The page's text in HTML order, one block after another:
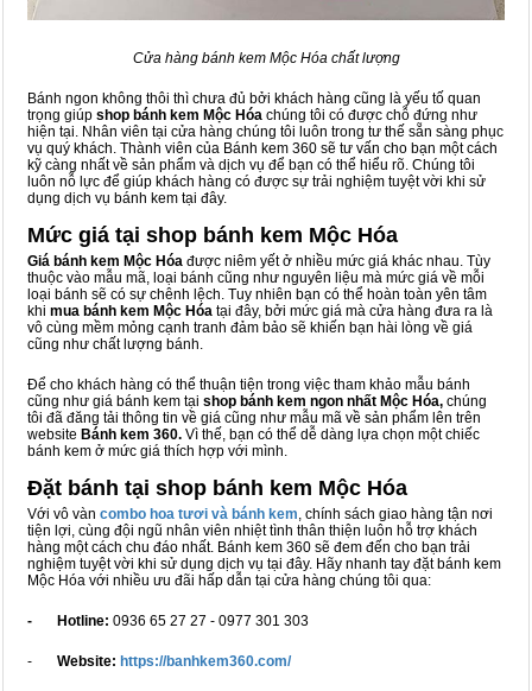
Cửa hàng bánh kem Mộc Hóa chất lượng
Bánh ngon không thôi thì chưa đủ bởi khách hàng cũng là yếu tố quan
trọng giúp shop bánh kem Mộc Hóa chúng tôi có được chỗ đứng như
hiện tại. Nhân viên tại cửa hàng chúng tôi luôn trong tư thế sẵn sàng phục
vụ quý khách. Thành viên của Bánh kem 360 sẽ tư vấn cho bạn một cách
kỹ càng nhất về sản phẩm và dịch vụ để bạn có thể hiểu rõ. Chúng tôi
luôn nỗ lực để giúp khách hàng có được sự trải nghiệm tuyệt vời khi sử
dụng dịch vụ bánh kem tại đây.
Mức giá tại shop bánh kem Mộc Hóa
Giá bánh kem Mộc Hóa được niêm yết ở nhiều mức giá khác nhau. Tùy
thuộc vào mẫu mã, loại bánh cũng như nguyên liệu mà mức giá về mỗi
loại bánh sẽ có sự chênh lệch. Tuy nhiên bạn có thể hoàn toàn yên tâm
khi mua bánh kem Mộc Hóa tại đây, bởi mức giá mà cửa hàng đưa ra là
vô cùng mềm mỏng cạnh tranh đảm bảo sẽ khiến bạn hài lòng về giá
cũng như chất lượng bánh.
Để cho khách hàng có thể thuận tiện trong việc tham khảo mẫu bánh
cũng như giá bánh kem tại shop bánh kem ngon nhất Mộc Hóa, chúng
tôi đã đăng tải thông tin về giá cũng như mẫu mã về sản phẩm lên trên
website Bánh kem 360. Vì thế, bạn có thể dễ dàng lựa chọn một chiếc
bánh kem ở mức giá thích hợp với mình.
Đặt bánh tại shop bánh kem Mộc Hóa
Với vô vàn combo hoa tươi và bánh kem, chính sách giao hàng tận nơi
tiện lợi, cùng đội ngũ nhân viên nhiệt tình thân thiện luôn hỗ trợ khách
hàng một cách chu đáo nhất. Bánh kem 360 sẽ đem đến cho bạn trải
nghiệm tuyệt vời khi sử dụng dịch vụ tại đây. Hãy nhanh tay đặt bánh kem
Mộc Hóa với nhiều ưu đãi hấp dẫn tại cửa hàng chúng tôi qua:
- Hotline: 0936 65 27 27 - 0977 301 303
- Website: https://banhkem360.com/